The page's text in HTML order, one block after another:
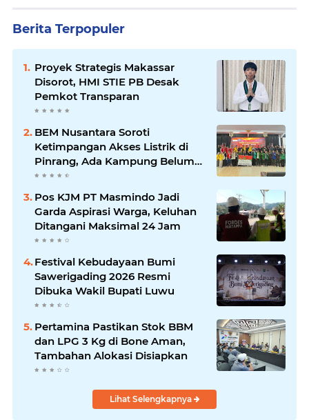
Berita Terpopuler
Proyek Strategis Makassar
Disorot, HMI STIE PB Desak
Pemkot Transparan
BEM Nusantara Soroti
Ketimpangan Akses Listrik di
Pinrang, Ada Kampung Belum
Terlayani
Pos KJM PT Masmindo Jadi
Garda Aspirasi Warga, Keluhan
Ditangani Maksimal 24 Jam
Festival Kebudayaan Bumi
Sawerigading 2026 Resmi
Dibuka Wakil Bupati Luwu
Pertamina Pastikan Stok BBM
dan LPG 3 Kg di Bone Aman,
Tambahan Alokasi Disiapkan
Lihat Selengkapnya